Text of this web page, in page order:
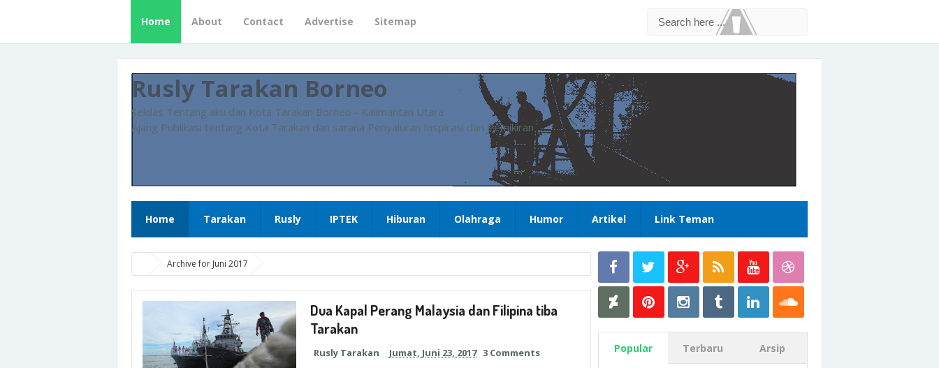
Home About Contact Advertise Sitemap
Rusly Tarakan Borneo
Sekilas Tentang aku dan Kota Tarakan Borneo - Kalimantan Utara
Ajang Publikasi tentang Kota Tarakan dan sarana Penyaluran Inspirasi dan Pemikiran
Home Tarakan Rusly IPTEK Hiburan Olahraga Humor Artikel Link Teman
Archive for Juni 2017
Dua Kapal Perang Malaysia dan Filipina tiba
Tarakan
Rusly Tarakan Jumat, Juni 23, 2017 3 Comments Popular Terbaru Arsip